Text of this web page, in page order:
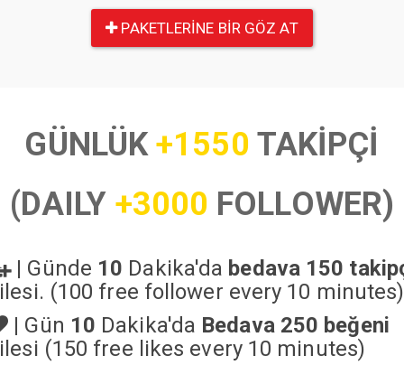
PAKETLERINE BIR GÖZ AT
GÜNLÜK+1550 TAKİPÇİ
(DAILY +3000 FOLLOWER)
| Günde 10 Dakika'da bedava 150
(100 free follower every 10 minutes)
| Gün 10 Dakika'da Bedava 250 beğeni
(150 free likes every 10 minutes)